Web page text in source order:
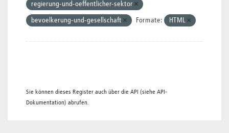
regierung-und-oeffentlicher-sektor
bevoelkerung-und-gesellschaft Formate: HTML
Sie können dieses Register auch über die API (siehe API-
Dokumentation) abrufen.